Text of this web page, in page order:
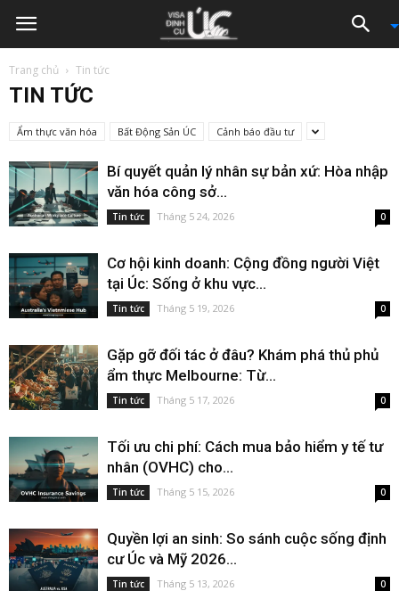
Trang chủ Tin tức
TIN TỨC
Ẩm thực văn hóa Bất Động Sản ÚC Cảnh báo đầu tư
Bí quyết quản lý nhân sự bản xứ: Hòa nhập
văn hóa công sở...
Tin tức Tháng 5 24, 2026 0
Cơ hội kinh doanh: Cộng đồng người Việt
tại Úc: Sống ở khu vực...
Tin tức Tháng 5 19, 2026 0
Gặp gỡ đối tác ở đâu? Khám phá thủ phủ
ẩm thực Melbourne: Từ...
Tin tức Tháng 5 17, 2026 0
Tối ưu chi phí: Cách mua bảo hiểm y tế tư
nhân (OVHC) cho...
Tin tức Tháng 5 15, 2026 0
Quyền lợi an sinh: So sánh cuộc sống định
cư Úc và Mỹ 2026...
Tin tức Tháng 5 13, 2026 0